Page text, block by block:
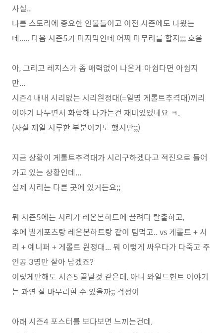
사실..
나름 스토리에 중요한 인물들이고 이전 시즌에도 나왔는
데..... 다음 시즌5가 마지막인데 어찌 마무리를 할지;;; 흐음
아, 그리고 레지스가 좀 매력없이 나온게 아쉽다면 아쉽지
만...
시즌4 내내 시리없는 시리원정대(=일명 게롤트추격대)끼리
이야기 나누면서 화합해 나가는건 재미있었네요 ㅋ.
(사실 제일 지루한 부분이기도 했지만;;)
지금 상황이 게롤트추격대가 시리구하겠다고 적진으로 들어
가고 있는 상황인데...
실제 시리는 다른 곳에 있거든요;;
뭐 시즌5에는 시리가 레온본하트에 끌려다 탈출하고,
후에 빌게포츠랑 레온본하트랑 같이 팀먹고.. vs 게롤트 + 시
리 + 예니퍼 + 게롤트 원정대... 뭐 이렇게 싸우다가 다죽고 주
인공 3명만 살아 남겠죠?
이렇게만해도 시즌5 끝날것 같은데, 아니 와일드헌트 이야기
는 과연 잘 마무리할 수 있을까;; 걱정이
아래 시즌4 포스터를 보다보면 느끼는건데,